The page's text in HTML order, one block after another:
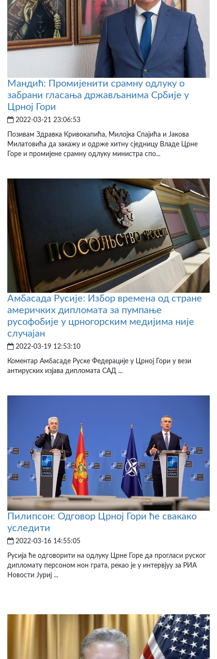
Мандић: Промијенити срамну одлуку о
забрани гласања држављанима Србије у
Црној Гори
2022-03-21 23:06:53
Позивам Здравка Кривокапића, Милојка Спајића и Јакова
Милатовића да закажу и одрже хитну сједницу Владе Црне
Горе и промијене срамну одлуку министра спо...
Амбасада Русије: Избор времена од стране
америчких дипломата за пумпање
русофобије у црногорским медијима није
случајан
2022-03-19 12:53:10
Коментар Амбасаде Руске Федерације у Црној Гори у вези
антируских изјава дипломата САД ...
Пилипсон: Одговор Црној Гори ће свакако
уследити
2022-03-16 14:55:05
Русија ће одговорити на одлуку Црне Горе да прогласи руског
дипломату персоном нон грата, рекао је у интервјуу за РИА
Новости Јуриј ...